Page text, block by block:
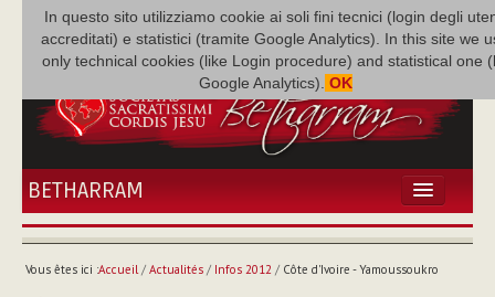
In questo sito utilizziamo cookie ai soli fini tecnici (login degli
accreditati) e statistici (tramite Google Analytics). In this site we
only technical cookies (like Login procedure) and statistical one
Google Analytics). OK
BETHARRAM
ACCUEIL
Vous êtes ici :Accueil/ Actualités/ Infos 2012 / Côte d'Ivoire - Yamoussoukro